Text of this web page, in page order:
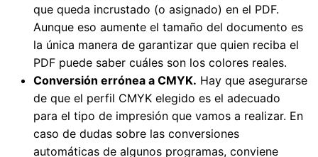
que queda incrustado (o asignado) en el PDF.
Aunque eso aumente el tamaño del documento es
la única manera de garantizar que quien reciba el
PDF puede saber cuáles son los colores reales.
Conversión errónea a CMYK. Hay que asegurarse
de que el perfil CMYK elegido es el adecuado
para el tipo de impresión que vamos a realizar. En
caso de dudas sobre las conversiones
automáticas de algunos programas, conviene